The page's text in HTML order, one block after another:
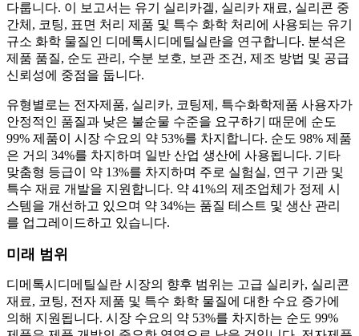
다룹니다. 이 보고서는 유기 실리카겔, 실리카 재료, 실리콘 중
간체, 코팅, 표면 처리 제품 및 특수 화학 처리에 사용되는 유기
규소 화학 물질인 디메톡시디메틸실란을 연구합니다. 분석은
제품 품질, 순도 관리, 수분 보호, 보관 조건, 제조 방법 및 공급
신뢰성에 중점을 둡니다.
유형별로는 전자제품, 실리카, 코팅제, 특수화학제품 사용자가
안정적인 품질과 낮은 불순물 수준을 요구하기 때문에 순도
99% 제품이 시장 수요의 약 53%를 차지합니다. 순도 98% 제품
은 거의 34%를 차지하며 일반 산업 생산에 사용됩니다. 기타
맞춤형 등급이 약 13%를 차지하며 주로 실험실, 연구 기관 및
특수 재료 개발을 지원합니다. 약 41%의 제조업체가 정제 시
스템을 개선하고 있으며 약 34%는 품질 테스트 및 생산 관리
를 업그레이드하고 있습니다.
미래 범위
디메톡시디메틸실란 시장의 향후 범위는 고급 실리카, 실리콘
재료, 코팅, 전자 제품 및 특수 화학 물질에 대한 수요 증가에
의해 지원됩니다. 시장 수요의 약 53%를 차지하는 순도 99%